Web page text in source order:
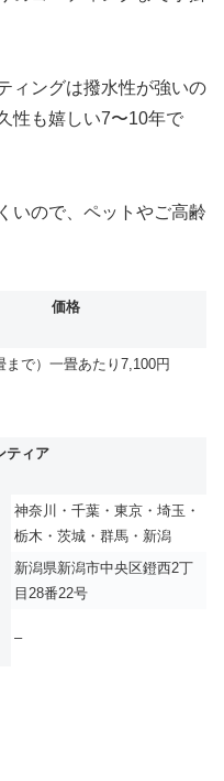
ィングは撥水性が強いの
性も嬉しい7〜10年で
いので、ペットやご高齢
価格
まで）一畳あたり7,100円
ティア
神奈川・千葉・東京・埼玉・
栃木・茨城・群馬・新潟
新潟県新潟市中央区鐙西2丁
目28番22号
–